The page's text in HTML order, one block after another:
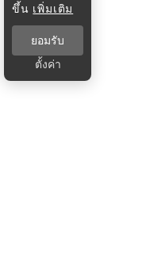
ขึ้น เพิ่มเติม
ยอมรับ
ตั้งค่า